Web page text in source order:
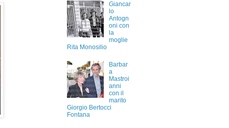
Giancar
lo
Antogn
oni con
la
moglie
Rita Monosilio
Barbar
a
Mastroi
anni
con il
marito
Giorgio Bertocci
Fontana